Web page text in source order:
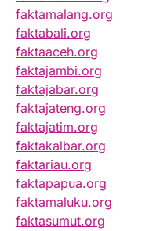
faktamalang.org
faktabali.org
faktaaceh.org
faktajambi.org
faktajabar.org
faktajateng.org
faktajatim.org
faktakalbar.org
faktariau.org
faktapapua.org
faktamaluku.org
faktasumut.org